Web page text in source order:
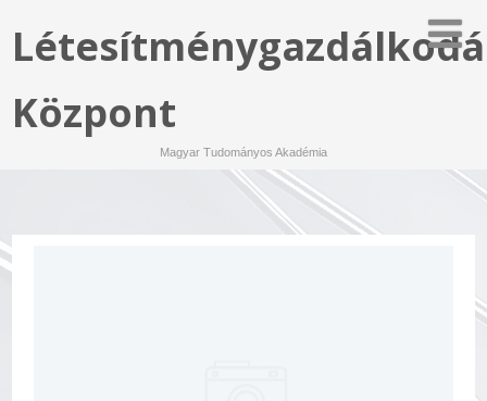
Központ
Magyar Tudományos Akadémia